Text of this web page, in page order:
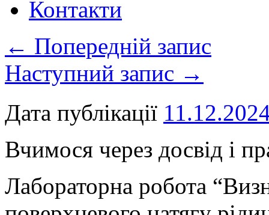
Контакти
← Попередній запис
Наступний запис →
Дата публікації
Вчимося через досвід і
Лабораторна робота